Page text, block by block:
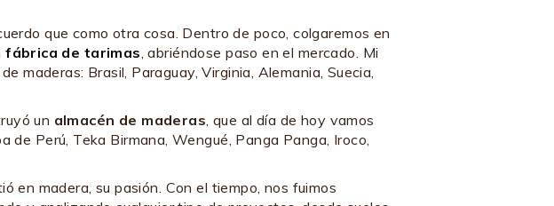
que como otra cosa. Dentro de poco, colgaremos en
fábrica de tarimas, abriéndose paso en el mercado. Mi
maderas: Brasil, Paraguay, Virginia, Alemania, Suecia,
un almacén de maderas, que al día de hoy vamos
de Perú, Teka Birmana, Wengué, Panga Panga, Iroco,
en madera, su pasión. Con el tiempo, nos fuimos